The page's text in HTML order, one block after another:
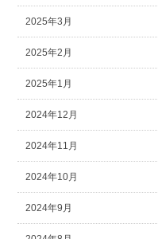
2025年3月
2025年2月
2025年1月
2024年12月
2024年11月
2024年10月
2024年9月